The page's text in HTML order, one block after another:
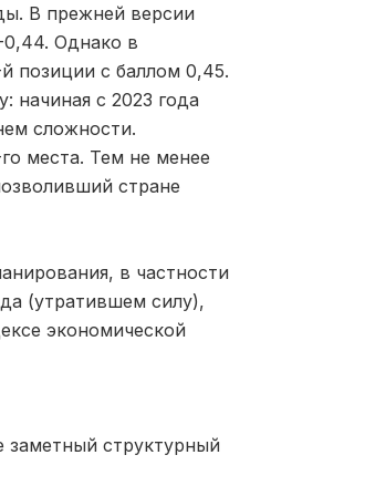
В прежней версии
0,44. Однако в
позиции с баллом 0,45.
начиная с 2023 года
сложности.
места. Тем не менее
стране
в частности
(утратившем силу),
экономической
заметный структурный